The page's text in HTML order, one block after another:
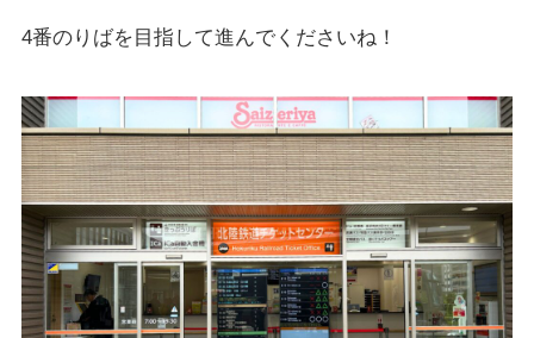
4番のりばを目指して進んでくださいね！